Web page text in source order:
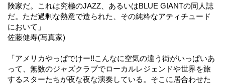
険家だ。これは究極のJAZZ、あるいはBLUE GIANTの同人誌
だ。ただ過剰な熱意で造られた、その純粋なアティチュード
において」
佐藤健寿(写真家)
「アメリカやっぱでけー!!こんなに空気の違う街がいっぱいあ
って、無数のジャズクラブでローカルレジェンドや世界を旅
するスターたちが夜な夜な演奏している。そこに居合わせた